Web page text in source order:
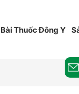
Bài Thuốc Đông Y